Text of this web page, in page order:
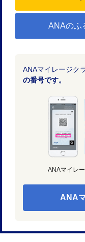
ANAのふ
ANAマイレージク
の番号です。
ANAマイレ
ANA